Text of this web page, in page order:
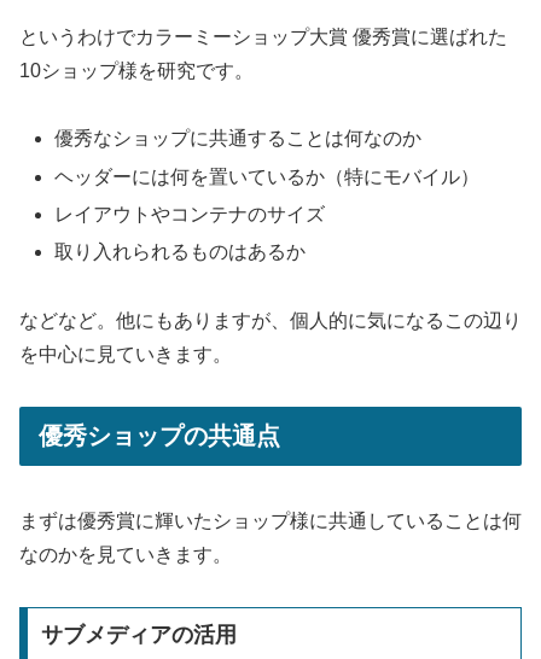
というわけでカラーミーショップ大賞 優秀賞に選ばれた
10ショップ様を研究です。
優秀なショップに共通することは何なのか
ヘッダーには何を置いているか（特にモバイル）
レイアウトやコンテナのサイズ
取り入れられるものはあるか
などなど。他にもありますが、個人的に気になるこの辺り
を中心に見ていきます。
優秀ショップの共通点
まずは優秀賞に輝いたショップ様に共通していることは何
なのかを見ていきます。
サブメディアの活用